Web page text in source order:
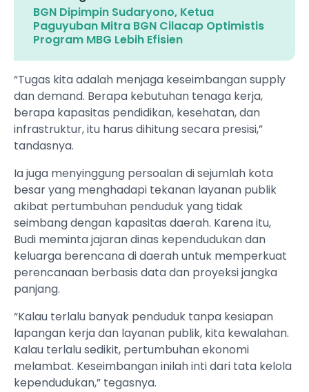
BGN Dipimpin Sudaryono, Ketua
Paguyuban Mitra BGN Cilacap Optimistis
Program MBG Lebih Efisien
“Tugas kita adalah menjaga keseimbangan supply
dan demand. Berapa kebutuhan tenaga kerja,
berapa kapasitas pendidikan, kesehatan, dan
infrastruktur, itu harus dihitung secara presisi,”
tandasnya.
Ia juga menyinggung persoalan di sejumlah kota
besar yang menghadapi tekanan layanan publik
akibat pertumbuhan penduduk yang tidak
seimbang dengan kapasitas daerah. Karena itu,
Budi meminta jajaran dinas kependudukan dan
keluarga berencana di daerah untuk memperkuat
perencanaan berbasis data dan proyeksi jangka
panjang.
“Kalau terlalu banyak penduduk tanpa kesiapan
lapangan kerja dan layanan publik, kita kewalahan.
Kalau terlalu sedikit, pertumbuhan ekonomi
melambat. Keseimbangan inilah inti dari tata kelola
kependudukan,” tegasnya.